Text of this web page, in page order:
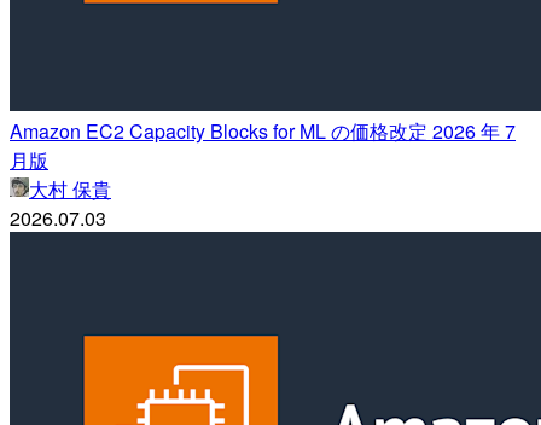
Amazon EC2 Capacity Blocks for ML の価格改定 2026 年 7
月版
大村 保貴
2026.07.03